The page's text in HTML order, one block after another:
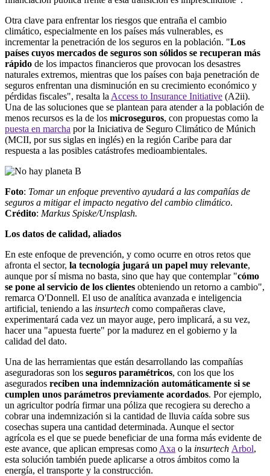
Otra clave para enfrentar los riesgos que entraña el cambio
climático, especialmente en los países más vulnerables, es
incrementar la penetración de los seguros en la población. "Los
países cuyos mercados de seguros son sólidos se recuperan más
rápido de los impactos financieros que provocan los desastres
naturales extremos, mientras que los países con baja penetración de
seguros enfrentan una disminución en su crecimiento económico y
pérdidas fiscales", resalta la Access to Insurance Initiative (A2ii).
Una de las soluciones que se plantean para atender a la población de
menos recursos es la de los microseguros, con propuestas como la
puesta en marcha por la Iniciativa de Seguro Climático de Múnich
(MCII, por sus siglas en inglés) en la región Caribe para dar
respuesta a las posibles catástrofes medioambientales.
Foto: Tomar un enfoque preventivo ayudará a las compañías de
seguros a mitigar el impacto negativo del cambio climático.
Crédito: Markus Spiske/Unsplash.
Los datos de calidad, aliados
En este enfoque de prevención, y como ocurre en otros retos que
afronta el sector, la tecnología jugará un papel muy relevante,
aunque por sí misma no basta, sino que hay que contemplar "cómo
se pone al servicio de los clientes obteniendo un retorno a cambio",
remarca O'Donnell. El uso de analítica avanzada e inteligencia
artificial, teniendo a las insurtech como compañeras clave,
experimentará cada vez un mayor auge, pero implicará, a su vez,
hacer una "apuesta fuerte" por la madurez en el gobierno y la
calidad del dato.
Una de las herramientas que están desarrollando las compañías
aseguradoras son los seguros paramétricos, con los que los
asegurados reciben una indemnización automáticamente si se
cumplen unos parámetros previamente acordados. Por ejemplo,
un agricultor podría firmar una póliza que recogiera su derecho a
cobrar una indemnización si la cantidad de lluvia caída sobre sus
cosechas supera una cantidad determinada. Aunque el sector
agrícola es el que se puede beneficiar de una forma más evidente de
este avance, que aplican empresas como Axa o la insurtech Arbol,
esta solución también puede aplicarse a otros ámbitos como la
energía, el transporte y la construcción.